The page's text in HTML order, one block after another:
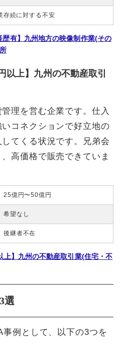
存続に対する不安
歴有】九州地方の映像制作業(その
上】九州の不動産取引
理を営む企業です。仕入
コネクションで好立地の
てくる状況です。兄弟会
高価格で販売できていま
25億円〜50億円
希望なし
後継者不在
上】九州の不動産取引業(住宅・不
選
例として、以下の3つを